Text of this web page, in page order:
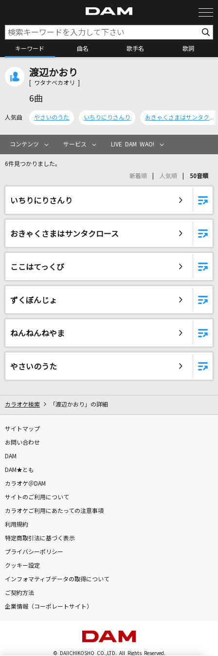
キーワード 曲名 歌手名 歌詞
カラオケリクエスト
リアルタイムで歌われている曲の一覧
snow jam
Rin音
槇原敬之(Makihara)
爆裂愛してる
[生音]Catch the Moment
LiSA
赤いスイートピー
ビリ
アイデン貞貞メルトダウン
えなこ feat. P丸様。
ダーリン
Mrs. GREEN APPLE
After The Thrill Is Gone [アフター・ザ・スリ
ル・イズ・ゴーン]
Eagles
カラオケ最新情報をチェック！
渡辺かおり
[ ワタナベカオリ ]
6曲
人気曲 やさいのうた いちりにりさんり おきゃくさまはサンタクロース
コンテンツ サービス LIVE DAM WAO!
6件見つかりました。
新着順 人気順 50音順
いちりにりさんり
おきゃくさまはサンタクロース
ここはてっくび
ずくぼんじょ
ねんねんねやま
やさいのうた
カラオケ検索 「渡辺かおり」の詳細
サイトマップ
お問い合わせ
DAM
DAM★とも
カラオケ＠DAM
サイトのご利用について
カラオケご利用にあたっての注意事項
利用規約
特定商取引法に基づく表示
プライバシーポリシー
クッキー設定
インフォマティブデータの取得について
ご契約方法
企業情報（コーポレートサイト）
© DAIICHIKOSHO CO.,LTD. All Rights Reserved.